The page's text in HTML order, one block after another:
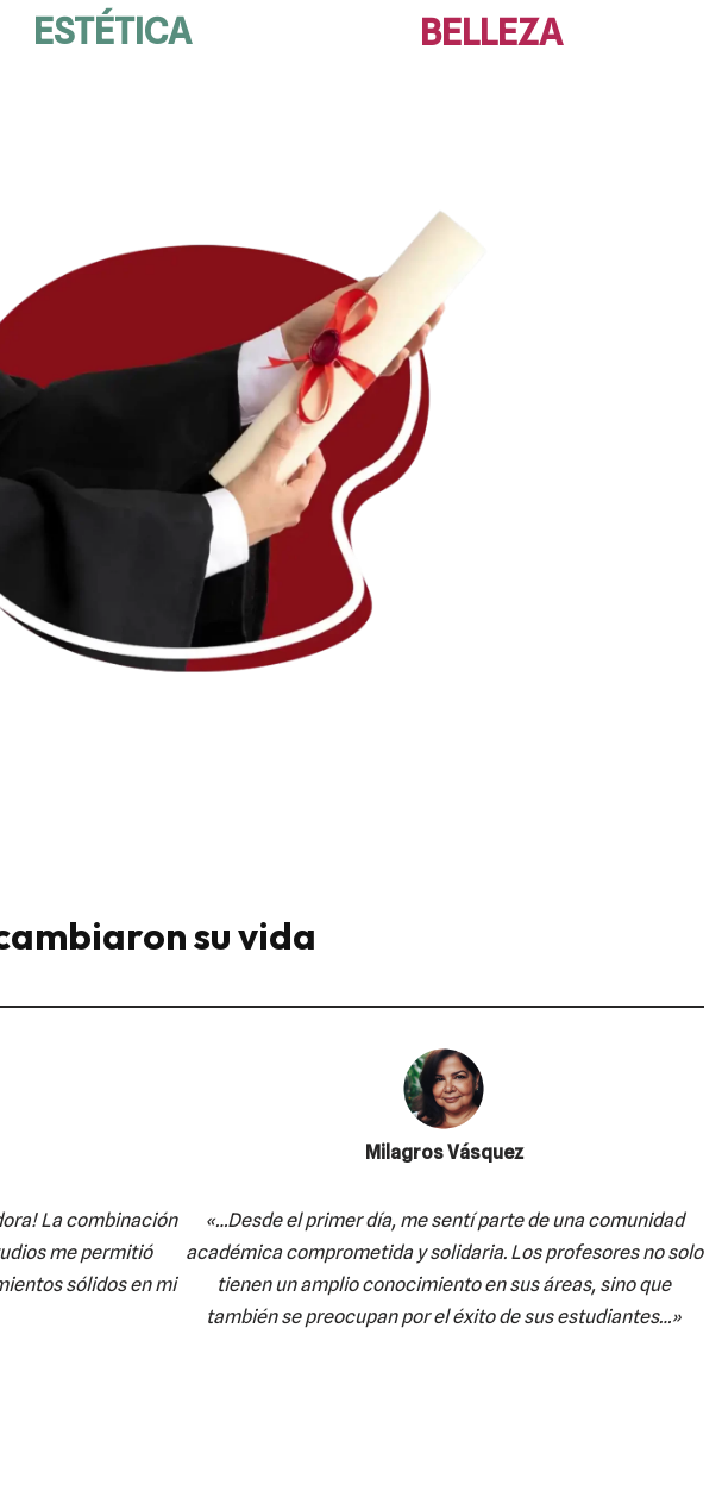
ESTÉTICA BELLEZA
su vida
La combinación
me permitió
sólidos en mi
Milagros Vásquez
«…Desde el primer día, me sentí parte de una comunidad
académica comprometida y solidaria. Los profesores no solo
tienen un amplio conocimiento en sus áreas, sino que
también se preocupan por el éxito de sus estudiantes…»